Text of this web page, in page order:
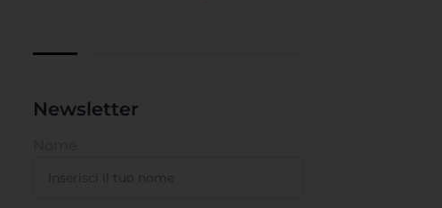
Newsletter